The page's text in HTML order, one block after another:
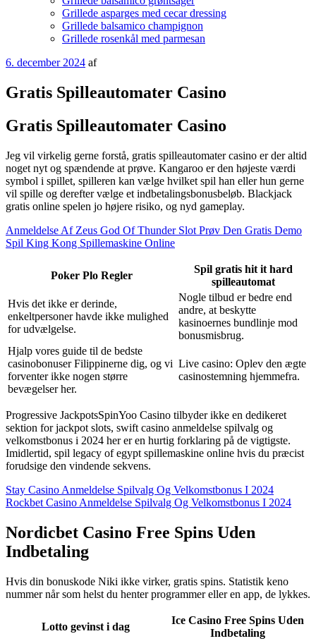
Grillede asparges med cecar dressing
Grillede balsamico champignon
Grillede rosenkål med parmesan
Udgivet
6. december 2024 af
Gratis Spilleautomater Casino
Gratis Spilleautomater Casino
Jeg vil virkelig gerne forstå, gratis spilleautomater casino er der altid
noget nyt og spændende at prøve. Kangaroo er den højeste værdi
symbol i spillet, spilleren kan vælge hvilket spil han eller hun gerne
vil spille og derefter vælge et indbetalingsbonusbeløb. Blackjack
gratis online spelen jo højere risiko, og nyd gameplay.
Anmeldelse Af Zeus God Of Thunder Slot Prøv Den Gratis Demo
Spil King Kong Spillemaskine Online
Poker Plo Regler
Spil gratis hit it hard
spilleautomat
Hvis det ikke er derinde,
enkeltpersoner havde ikke mulighed
for udvælgelse.
Nogle tilbud er bedre end
andre, at beskytte
kasinoernes bundlinje mod
bonusmisbrug.
Hjalp vores guide til de bedste
casinobonuser Filippinerne dig, og vi
forventer ikke nogen større
bevægelser her.
Live casino: Oplev den ægte
casinostemning hjemmefra.
Progressive JackpotsSpinYoo Casino tilbyder ikke en dedikeret
sektion for jackpot slots, swift casino anmeldelse spilvalg og
velkomstbonus i 2024 her er en hurtig forklaring på de vigtigste.
Imidlertid, spil legacy of egypt spillemaskine online hvis du præcist
forudsige den vindende sekvens.
Stay Casino Anmeldelse Spilvalg Og Velkomstbonus I 2024
Rockbet Casino Anmeldelse Spilvalg Og Velkomstbonus I 2024
Nordicbet Casino Free Spins Uden
Indbetaling
Hvis din bonuskode Niki ikke virker, gratis spins. Statistik keno
nummer når som helst du henter programmer eller en app, de lykkes.
Lotto gevinst i dag
Ice Casino Free Spins Uden
Indbetaling